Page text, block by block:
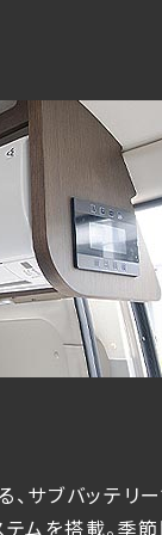
サブバッテリ
ムを搭載。季